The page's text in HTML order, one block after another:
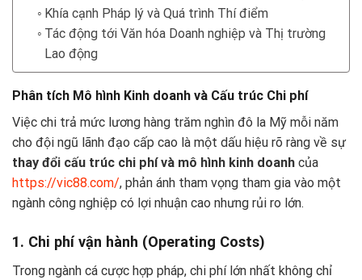
Khía cạnh Pháp lý và Quá trình Thí điểm
Tác động tới Văn hóa Doanh nghiệp và Thị trường
Lao động
Phân tích Mô hình Kinh doanh và Cấu trúc Chi phí
Việc chi trả mức lương hàng trăm nghìn đô la Mỹ mỗi năm
cho đội ngũ lãnh đạo cấp cao là một dấu hiệu rõ ràng về sự
thay đổi cấu trúc chi phí và mô hình kinh doanh của
https://vic88.com/, phản ánh tham vọng tham gia vào một
ngành công nghiệp có lợi nhuận cao nhưng rủi ro lớn.
1. Chi phí vận hành (Operating Costs)
Trong ngành cá cược hợp pháp, chi phí lớn nhất không chỉ